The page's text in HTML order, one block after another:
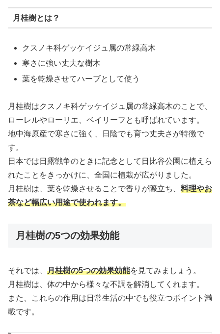
月桂樹とは？
クスノキ科ゲッケイジュ属の常緑高木
寒さに強い丈夫な樹木
葉を乾燥させてハーブとして使う
月桂樹はクスノキ科ゲッケイジュ属の常緑高木のことで、
ローレルやローリエ、ベイリーフとも呼ばれています。
地中海原産で寒さに強く、日陰でも育つ丈夫さが特徴で
す。
日本では日露戦争のときに記念として日比谷公園に植えら
れたことをきっかけに、全国に植栽が広がりました。
月桂樹は、葉を乾燥させることで香りが際立ち、 料理やお
茶など幅広い用途で使われます。
月桂樹の5つの効果効能
それでは、 月桂樹の5つの効果効能を見てみましょう。
月桂樹は、体の中から様々な不調を解消してくれます。
また、これらの作用は日常生活の中でも役立つポイント満
載です。